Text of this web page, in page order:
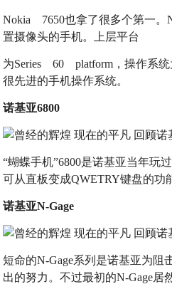
Nokia 7650也拿了很多个第一
置摄像头的手机。上层平台
为Series 60 platform，操作系
很先进的手机操作系统。
诺基亚6800
“蝴蝶手机”6800是诺基亚当年玩
可从直板变成QWETRY键盘的功
诺基亚N-Gage
短命的N-Gage系列是诺基亚为阻
出的努力。不过最初的N-Gage居